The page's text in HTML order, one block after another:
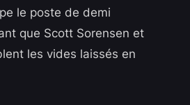
le poste de demi
que Scott Sorensen et
les vides laissés en